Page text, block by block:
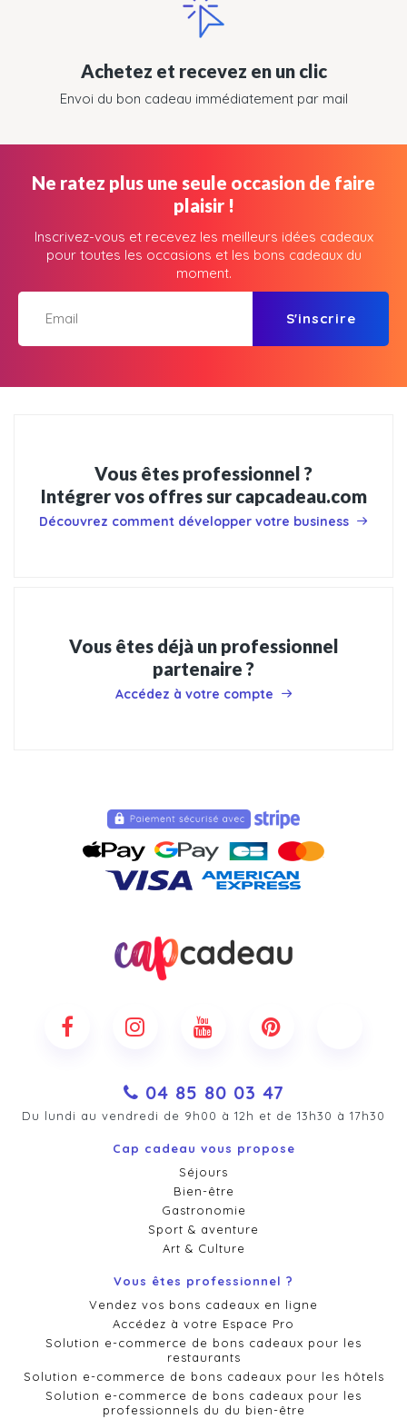
Achetez et recevez en un clic
Envoi du bon cadeau immédiatement par mail
Ne ratez plus une seule occasion de faire
plaisir !
Inscrivez-vous et recevez les meilleurs idées cadeaux
pour toutes les occasions et les bons cadeaux du
moment.
S'inscrire
Vous êtes professionnel ?
Intégrer vos offres sur capcadeau.com
Découvrez comment développer votre business
Vous êtes déjà un professionnel
partenaire ?
Accédez à votre compte
04 85 80 03 47
Du lundi au vendredi de 9h00 à 12h et de 13h30 à 17h30
Cap cadeau vous propose
Séjours
Bien-être
Gastronomie
Sport & aventure
Art & Culture
Vous êtes professionnel ?
Vendez vos bons cadeaux en ligne
Accédez à votre Espace Pro
Solution e-commerce de bons cadeaux pour les
restaurants
Solution e-commerce de bons cadeaux pour les hôtels
Solution e-commerce de bons cadeaux pour les
professionnels du du bien-être